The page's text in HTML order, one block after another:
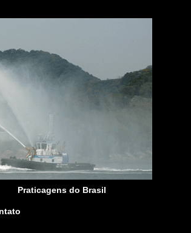
Praticagens do Brasil